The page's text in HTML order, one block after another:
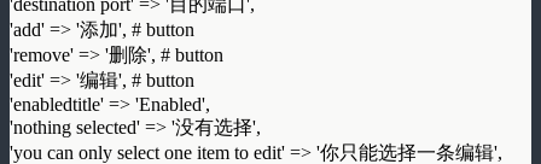
'add' => '添加', # button
'remove' => '删除', # button
'edit' => '编辑', # button
'enabledtitle' => 'Enabled',
'nothing selected' => '没有选择',
'you can only select one item to edit' => '你只能选择一条编辑',